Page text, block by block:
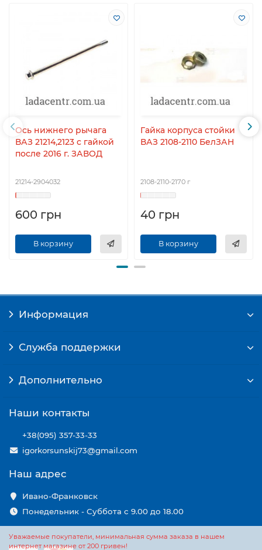
Ось нижнего рычага
ВАЗ 21214,2123 с гайкой
после 2016 г. ЗАВОД
21214-2904032
600 грн
В корзину
Гайка корпуса стойки
ВАЗ 2108-2110 БелЗАН
2108-2110-2170 г
40 грн
В корзину
Уважаемые покупатели, минимальная сумма заказа в нашем
интернет магазине от 200 гривен!
Информация
Служба поддержки
Дополнительно
Наши контакты
+38(095) 357-33-33
igorkorsunskij73@gmail.com
Наш адрес
Ивано-Франковск
Понедельник - Суббота с 9.00 до 18.00